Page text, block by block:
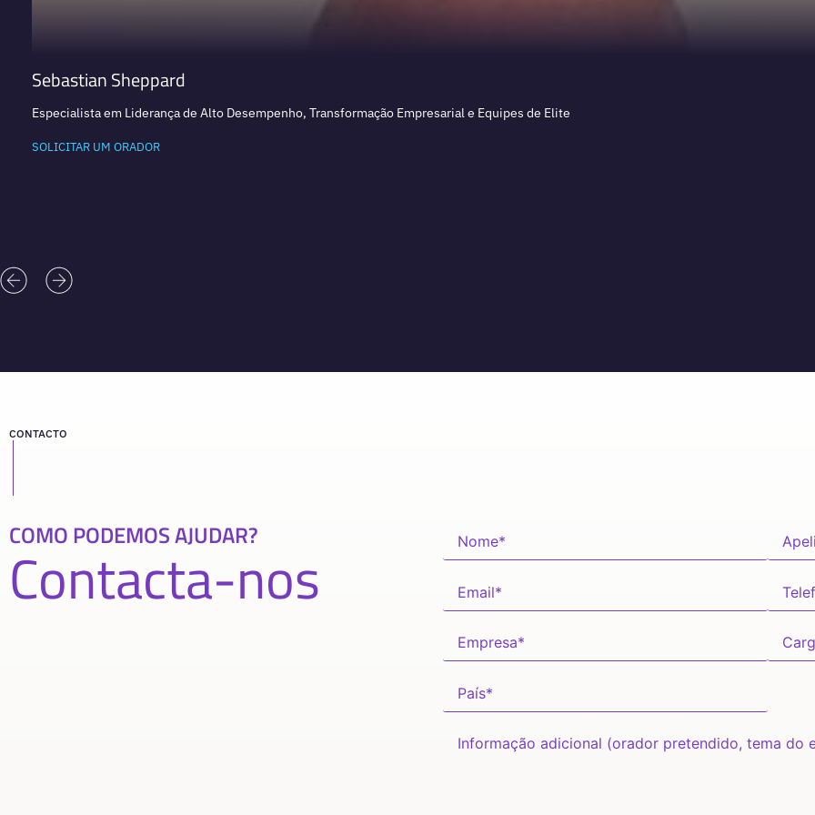
Sebastian Sheppard
Especialista em Liderança de Alto Desempenho, Transformação Empresarial e Equipes de Elite
SOLICITAR UM ORADOR
CONTACTO
COMO PODEMOS AJUDAR?
Contacta-nos